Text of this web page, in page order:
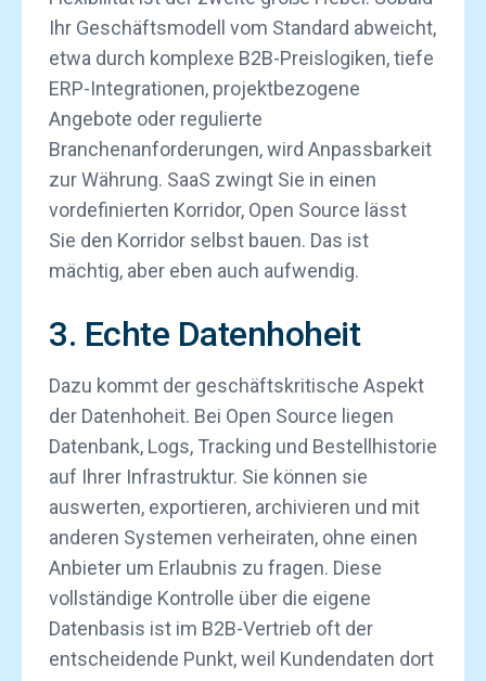
Ihr Geschäftsmodell vom Standard abweicht,
etwa durch komplexe B2B-Preislogiken, tiefe
ERP-Integrationen, projektbezogene
Angebote oder regulierte
Branchenanforderungen, wird Anpassbarkeit
zur Währung. SaaS zwingt Sie in einen
vordefinierten Korridor, Open Source lässt
Sie den Korridor selbst bauen. Das ist
mächtig, aber eben auch aufwendig.
3. Echte Datenhoheit
Dazu kommt der geschäftskritische Aspekt
der Datenhoheit. Bei Open Source liegen
Datenbank, Logs, Tracking und Bestellhistorie
auf Ihrer Infrastruktur. Sie können sie
auswerten, exportieren, archivieren und mit
anderen Systemen verheiraten, ohne einen
Anbieter um Erlaubnis zu fragen. Diese
vollständige Kontrolle über die eigene
Datenbasis ist im B2B-Vertrieb oft der
entscheidende Punkt, weil Kundendaten dort